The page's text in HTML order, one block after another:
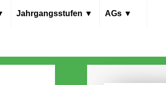
Jahrgangs­stufen ▼ AGs ▼